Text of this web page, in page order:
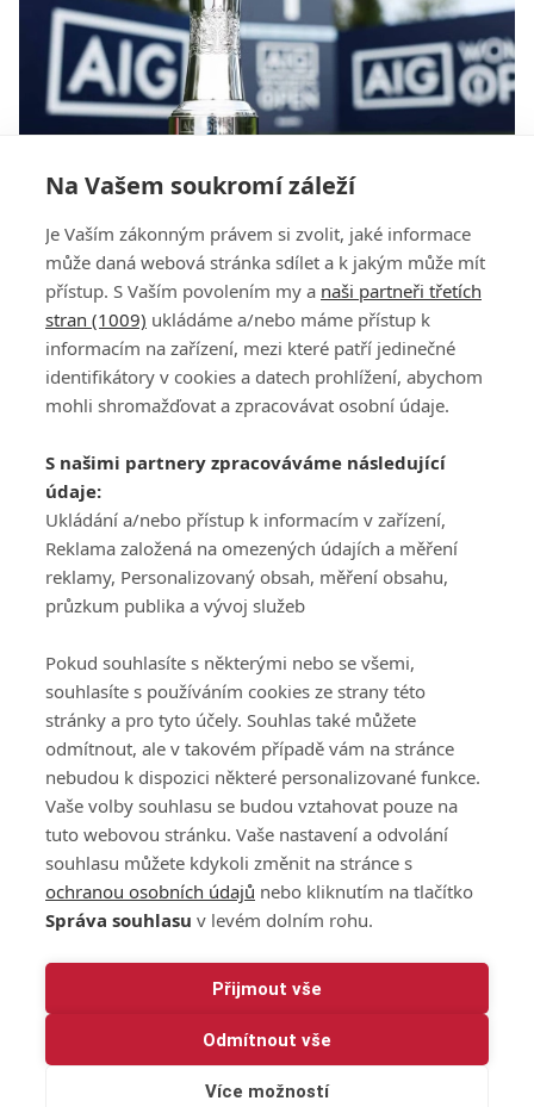
Na Vašem soukromí záleží
Je Vaším zákonným právem si zvolit, jaké informace
může daná webová stránka sdílet a k jakým může mít
přístup. S Vaším povolením my a naši partneři třetích
stran (1009) ukládáme a/nebo máme přístup k
informacím na zařízení, mezi které patří jedinečné
identifikátory v cookies a datech prohlížení, abychom
mohli shromažďovat a zpracovávat osobní údaje.
S našimi partnery zpracováváme následující
údaje:
Ukládání a/nebo přístup k informacím v zařízení,
Reklama založená na omezených údajích a měření
reklamy, Personalizovaný obsah, měření obsahu,
průzkum publika a vývoj služeb
Pokud souhlasíte s některými nebo se všemi,
souhlasíte s používáním cookies ze strany této
stránky a pro tyto účely. Souhlas také můžete
odmítnout, ale v takovém případě vám na stránce
nebudou k dispozici některé personalizované funkce.
Vaše volby souhlasu se budou vztahovat pouze na
tuto webovou stránku. Vaše nastavení a odvolání
souhlasu můžete kdykoli změnit na stránce s
ochranou osobních údajů nebo kliknutím na tlačítko
Správa souhlasu v levém dolním rohu.
Přijmout vše
Odmítnout vše
Více možností
Rekordní prize money. Hráčky si na majoru v
Royal Lytham rozdělí 10 milionů dolarů
Všeobecné obchodní
podmínky služby
GolfExtra.cz Premium
Podmínky zpracování
osobních údajů při
GolfExtra
Ceník GolfExtra.cz
Premium
Doporučené odkazy
ATV CZ, s.r.o.
140 00 Praha 4
Editor
Honza Fait
+420 723 898 969
fait@golfextra.cz
Obchod
Edita Hanušová
+420 724 150 784
hanusova@relmost.cz
Pavel Poulíček
poulicek@relmost.cz